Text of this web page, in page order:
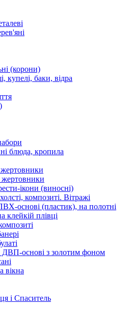
(корони)
купелі, баки, відра
блюда, кропила
жертовники
ікони (виносні)
композиті. Вітражі
основі (пластик), на полотні
клейкій плівці
основі з золотим фоном
вікна
і Спаситель